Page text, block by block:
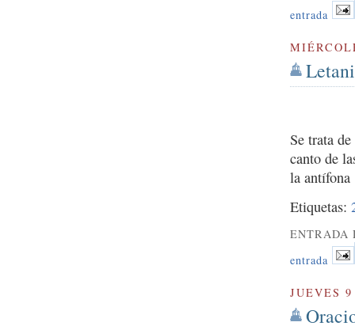
entrada
Se trata
canto de
la antífona
Etiquetas:
ENTRADA
entrada
JUEVES